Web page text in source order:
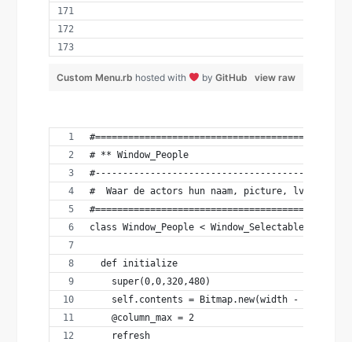
view raw
Custom Menu.rb hosted with byGitHub
# ** Window_People
#  Waar de actors hun naam, picture, lv enz. in
class Window_People < Window_Selectable
  def initialize
    super(0,0,320,480)
self.contents = Bitmap.new(width - 20,
    @column_max = 2
    refresh